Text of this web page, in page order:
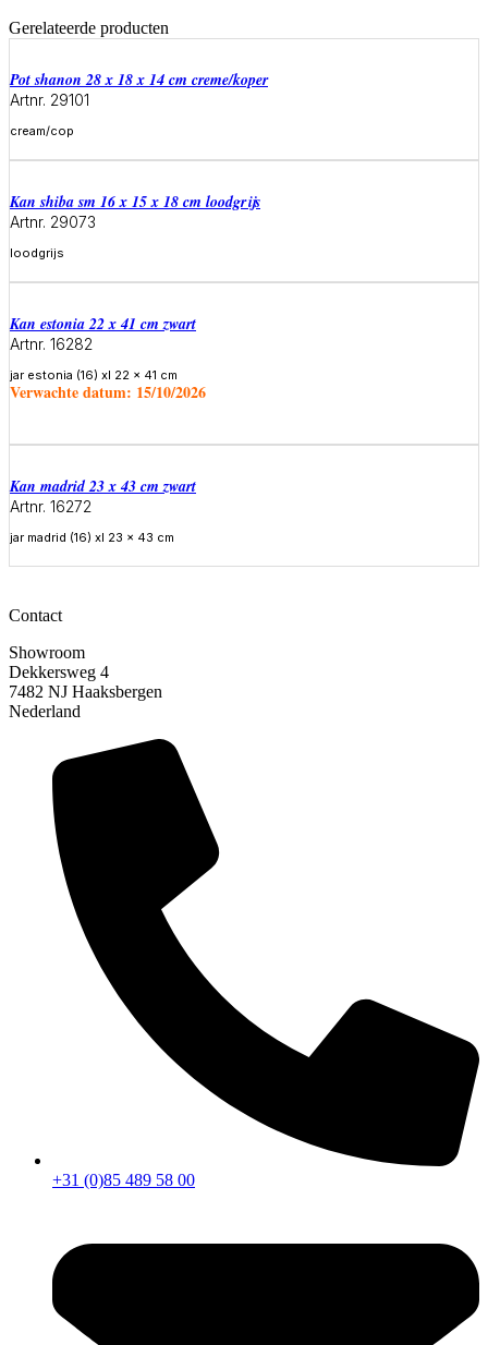
Gerelateerde producten
Pot shanon 28 x 18 x 14 cm creme/koper
Artnr. 29101
cream/cop
Meer informatie
Kan shiba sm 16 x 15 x 18 cm loodgrijs
Artnr. 29073
loodgrijs
Meer informatie
Kan estonia 22 x 41 cm zwart
Artnr. 16282
jar estonia (16) xl 22 x 41 cm
Verwachte datum: 15/10/2026
Kan madrid 23 x 43 cm zwart
Artnr. 16272
jar madrid (16) xl 23 x 43 cm
Meer informatie
Contact
Showroom
Dekkersweg 4
7482 NJ Haaksbergen
Nederland
+31 (0)85 489 58 00